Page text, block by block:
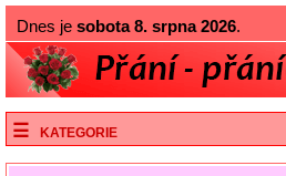
Dnes je sobota 8. srpna 2026.
KATEGORIE